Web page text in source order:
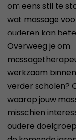
om eens stil te
wat massage
ouderen kan
Overweeg je om
werkzaam
verder scholen?
waarop jouw
misschien
oudere